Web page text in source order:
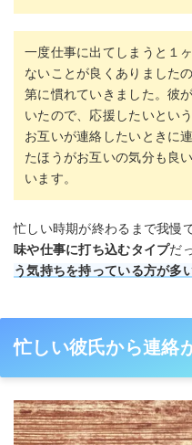
一度仕事に出てしまうと１
ないことが良くありました
第に慣れていきました。彼
いたので、応援したいとい
お互いが連絡したいときに
たほうがお互いの気分も良
います。
忙しい時期が終わるまで我慢
味や仕事に打ち込むタイプだ
う気持ちを持っている方が多
忙しい彼氏から連絡